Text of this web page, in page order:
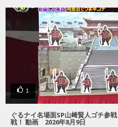
1
ぐるナイ名場面SP山﨑賢人ゴチ参
戦！ 動画 2026年8月9日